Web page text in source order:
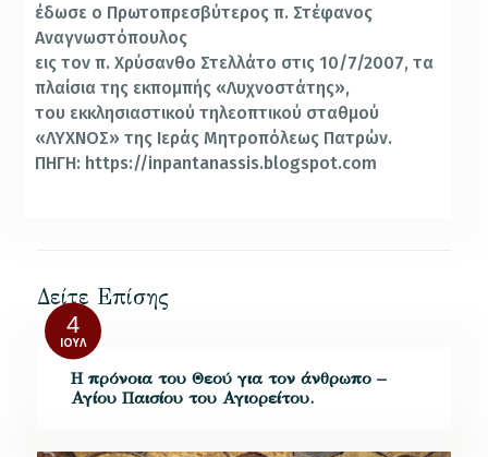
έδωσε ο Πρωτοπρεσβύτερος π. Στέφανος
Αναγνωστόπουλος
εις τον π. Χρύσανθο Στελλάτο στις 10/7/2007, τα
πλαίσια της εκπομπής «Λυχνοστάτης»,
του εκκλησιαστικού τηλεοπτικού σταθμού
«ΛΥΧΝΟΣ» της Ιεράς Μητροπόλεως Πατρών.
ΠΗΓΗ: https://inpantanassis.blogspot.com
Δείτε Επίσης
4
ΙΟΎΛ
Η πρόνοια του Θεού για τον άνθρωπο –
Αγίου Παισίου του Αγιορείτου.